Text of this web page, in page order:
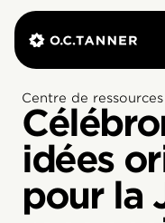
Centre de ressources
idées
pour la